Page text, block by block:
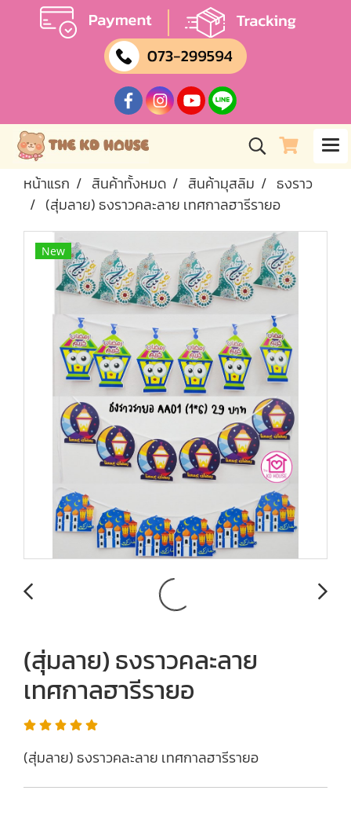
หน้าแรก สินค้าทั้งหมด สินค้ามุสลิม
ธงราว
(สุ่มลาย) ธงราวคละลาย เทศกาลฮารีรายอ
New
(สุ่มลาย) ธงราวคละลาย
เทศกาลฮารีรายอ
(สุ่มลาย) ธงราวคละลาย เทศกาลฮารีรายอ